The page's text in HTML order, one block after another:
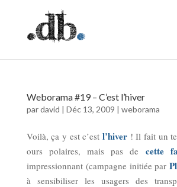
Weborama #19 – C’est l’hiver
pardavid | Déc 13, 2009 | weborama
Voilà, ça y est c’estl’hiver ! Il fait un
ours polaires, mais pas de cette
impressionnant (campagne initiée par
à sensibiliser les usagers des